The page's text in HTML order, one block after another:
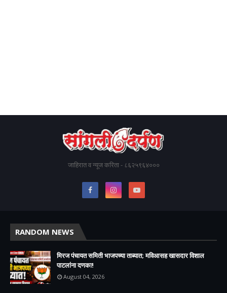
जाहिरात व न्यूज करिता - ८६२५९६४०००
RANDOM NEWS
मिरज पंचायत समिती भाजपच्या ताब्यात; मविआसह खासदार विशाल
पाटलांना दणका!
August 04, 2026